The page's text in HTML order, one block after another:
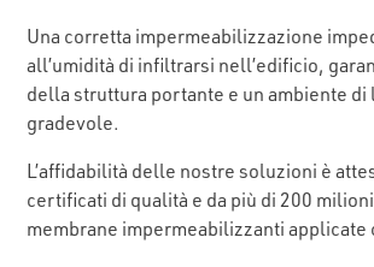
Una corretta impermeabilizzazione
all’umidità di infiltrarsi nell’edificio,
della struttura portante e un ambiente di
gradevole.
L’affidabilità delle nostre soluzioni è
certificati di qualità e da più di 200 milioni
membrane impermeabilizzanti applicate